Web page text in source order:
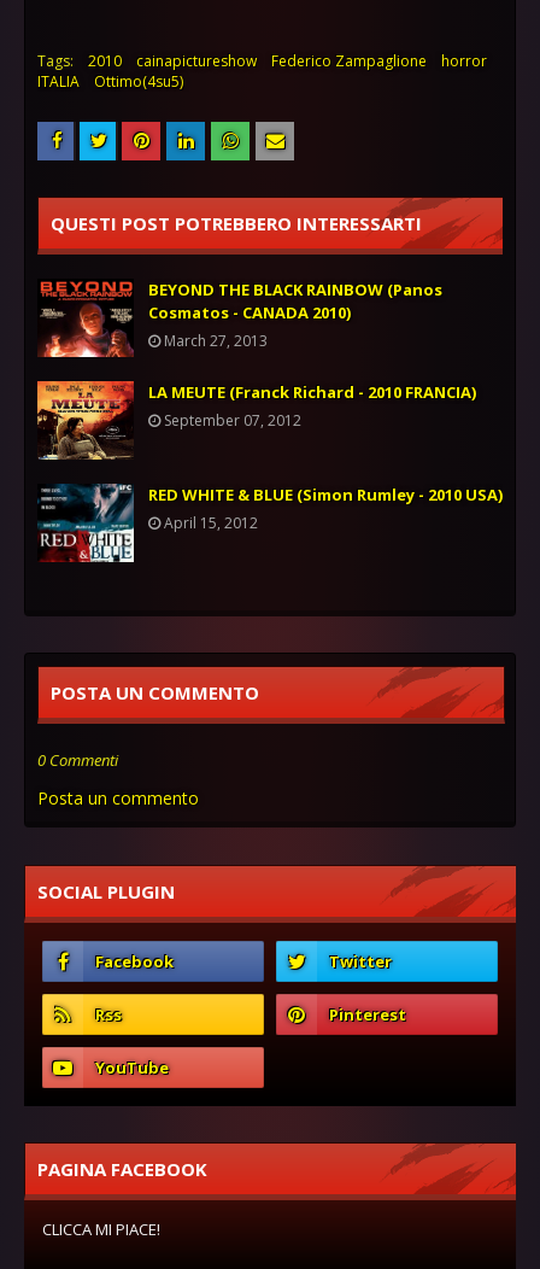
Tags: 2010 cainapictureshow Federico Zampaglione
horror
ITALIA
Ottimo(4su5)
QUESTI POST POTREBBERO INTERESSARTI
BEYOND THE BLACK RAINBOW (Panos
Cosmatos - CANADA 2010)
March 27, 2013
LA MEUTE (Franck Richard - 2010 FRANCIA)
September 07, 2012
RED WHITE & BLUE (Simon Rumley - 2010 USA)
April 15, 2012
POSTA UN COMMENTO
0 Commenti
Posta un commento
SOCIAL PLUGIN
PAGINA FACEBOOK
CLICCA MI PIACE!